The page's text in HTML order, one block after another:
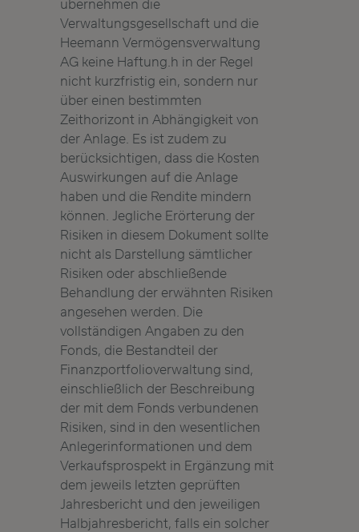
übernehmen die
Verwaltungsgesellschaft und die
Heemann Vermögensverwaltung
AG keine Haftung.h in der Regel
nicht kurzfristig ein, sondern nur
über einen bestimmten
Zeithorizont in Abhängigkeit von
der Anlage. Es ist zudem zu
berücksichtigen, dass die Kosten
Auswirkungen auf die Anlage
haben und die Rendite mindern
können. Jegliche Erörterung der
Risiken in diesem Dokument sollte
nicht als Darstellung sämtlicher
Risiken oder abschließende
Behandlung der erwähnten Risiken
angesehen werden. Die
vollständigen Angaben zu den
Fonds, die Bestandteil der
Finanzportfolioverwaltung sind,
einschließlich der Beschreibung
der mit dem Fonds verbundenen
Risiken, sind in den wesentlichen
Anlegerinformationen und dem
Verkaufsprospekt in Ergänzung mit
dem jeweils letzten geprüften
Jahresbericht und den jeweiligen
Halbjahresbericht, falls ein solcher